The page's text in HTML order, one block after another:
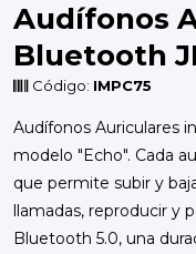
Audífonos
Bluetooth
Código: IMPC75
Audífonos Auriculares
modelo "Echo". Cada
que permite subir y
llamadas, reproducir y
Bluetooth 5.0, una